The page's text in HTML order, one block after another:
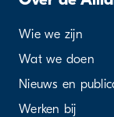
Wie we zijn
Wat we doen
Nieuws en
Werken bij